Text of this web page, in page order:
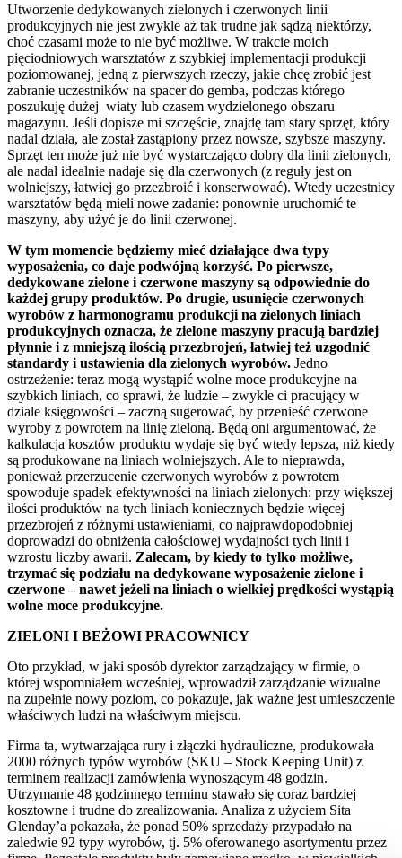
Utworzenie dedykowanych zielonych i czerwonych linii
produkcyjnych nie jest zwykle aż tak trudne jak sądzą niektórzy,
choć czasami może to nie być możliwe. W trakcie moich
pięciodniowych warsztatów z szybkiej implementacji produkcji
poziomowanej, jedną z pierwszych rzeczy, jakie chcę zrobić jest
zabranie uczestników na spacer do gemba, podczas którego
poszukuję dużej wiaty lub czasem wydzielonego obszaru
magazynu. Jeśli dopisze mi szczęście, znajdę tam stary sprzęt, który
nadal działa, ale został zastąpiony przez nowsze, szybsze maszyny.
Sprzęt ten może już nie być wystarczająco dobry dla linii zielonych,
ale nadal idealnie nadaje się dla czerwonych (z reguły jest on
wolniejszy, łatwiej go przezbroić i konserwować). Wtedy uczestnicy
warsztatów będą mieli nowe zadanie: ponownie uruchomić te
maszyny, aby użyć je do linii czerwonej.
W tym momencie będziemy mieć działające dwa typy
wyposażenia, co daje podwójną korzyść. Po pierwsze,
dedykowane zielone i czerwone maszyny są odpowiednie do
każdej grupy produktów. Po drugie, usunięcie czerwonych
wyrobów z harmonogramu produkcji na zielonych liniach
produkcyjnych oznacza, że zielone maszyny pracują bardziej
płynnie i z mniejszą ilością przezbrojeń, łatwiej też uzgodnić
standardy i ustawienia dla zielonych wyrobów. Jedno
ostrzeżenie: teraz mogą wystąpić wolne moce produkcyjne na
szybkich liniach, co sprawi, że ludzie – zwykle ci pracujący w
dziale księgowości – zaczną sugerować, by przenieść czerwone
wyroby z powrotem na linię zieloną. Będą oni argumentować, że
kalkulacja kosztów produktu wydaje się być wtedy lepsza, niż kiedy
są produkowane na liniach wolniejszych. Ale to nieprawda,
ponieważ przerzucenie czerwonych wyrobów z powrotem
spowoduje spadek efektywności na liniach zielonych: przy większej
ilości produktów na tych liniach koniecznych będzie więcej
przezbrojeń z różnymi ustawieniami, co najprawdopodobniej
doprowadzi do obniżenia całościowej wydajności tych linii i
wzrostu liczby awarii. Zalecam, by kiedy to tylko możliwe,
trzymać się podziału na dedykowane wyposażenie zielone i
czerwone – nawet jeżeli na liniach o wielkiej prędkości wystąpią
wolne moce produkcyjne.
ZIELONI I BEŻOWI PRACOWNICY
Oto przykład, w jaki sposób dyrektor zarządzający w firmie, o
której wspomniałem wcześniej, wprowadził zarządzanie wizualne
na zupełnie nowy poziom, co pokazuje, jak ważne jest umieszczenie
właściwych ludzi na właściwym miejscu.
Firma ta, wytwarzająca rury i złączki hydrauliczne, produkowała
2000 różnych typów wyrobów (SKU – Stock Keeping Unit) z
terminem realizacji zamówienia wynoszącym 48 godzin.
Utrzymanie 48 godzinnego terminu stawało się coraz bardziej
kosztowne i trudne do zrealizowania. Analiza z użyciem Sita
Glenday’a pokazała, że ponad 50% sprzedaży przypadało na
zaledwie 92 typy wyrobów, tj. 5% oferowanego asortymentu przez